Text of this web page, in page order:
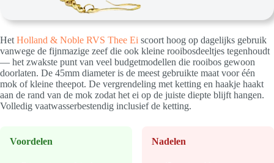
Het Holland & Noble RVS Thee Ei scoort hoog op dagelijks gebruik
vanwege de fijnmazige zeef die ook kleine rooibosdeeltjes tegenhoudt
— het zwakste punt van veel budgetmodellen die rooibos gewoon
doorlaten. De 45mm diameter is de meest gebruikte maat voor één
mok of kleine theepot. De vergrendeling met ketting en haakje haakt
aan de rand van de mok zodat het ei op de juiste diepte blijft hangen.
Volledig vaatwasserbestendig inclusief de ketting.
Voordelen Nadelen